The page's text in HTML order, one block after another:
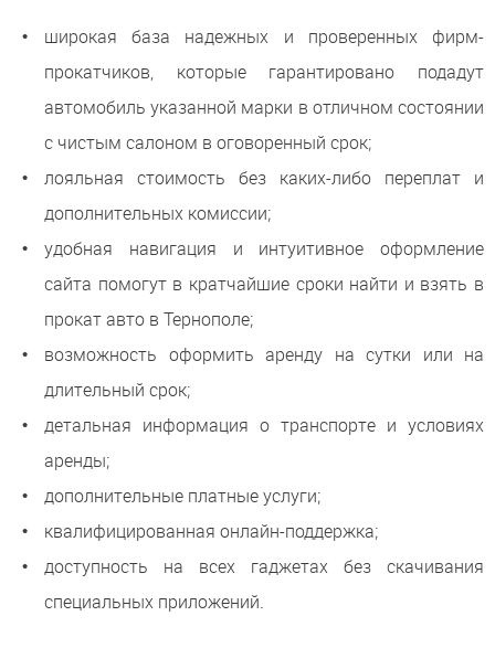
широкая база надежных и проверенных фирм-
прокатчиков, которые гарантировано подадут
автомобиль указанной марки в отличном состоянии
с чистым салоном в оговоренный срок;
лояльная стоимость без каких-либо переплат и
дополнительных комиссии;
удобная навигация и интуитивное оформление
сайта помогут в кратчайшие сроки найти и взять в
прокат авто в Тернополе;
возможность оформить аренду на сутки или на
длительный срок;
детальная информация о транспорте и условиях
аренды;
дополнительные платные услуги;
квалифицированная онлайн-поддержка;
доступность на всех гаджетах без скачивания
специальных приложений.